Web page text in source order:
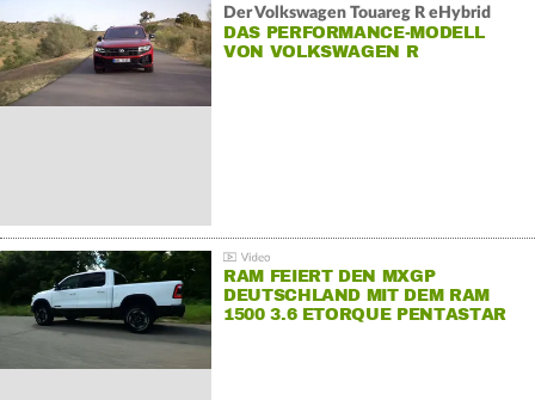
Der Volkswagen Touareg R eHybrid
DAS PERFORMANCE-MODELL
VON VOLKSWAGEN R
RAM FEIERT DEN MXGP
DEUTSCHLAND MIT DEM RAM
1500 3.6 ETORQUE PENTASTAR